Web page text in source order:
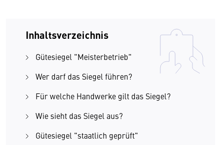
Inhaltsverzeichnis
Gütesiegel "Meisterbetrieb"
Wer darf das Siegel führen?
Für welche Handwerke gilt das Siegel?
Wie sieht das Siegel aus?
Gütesiegel "staatlich geprüft"